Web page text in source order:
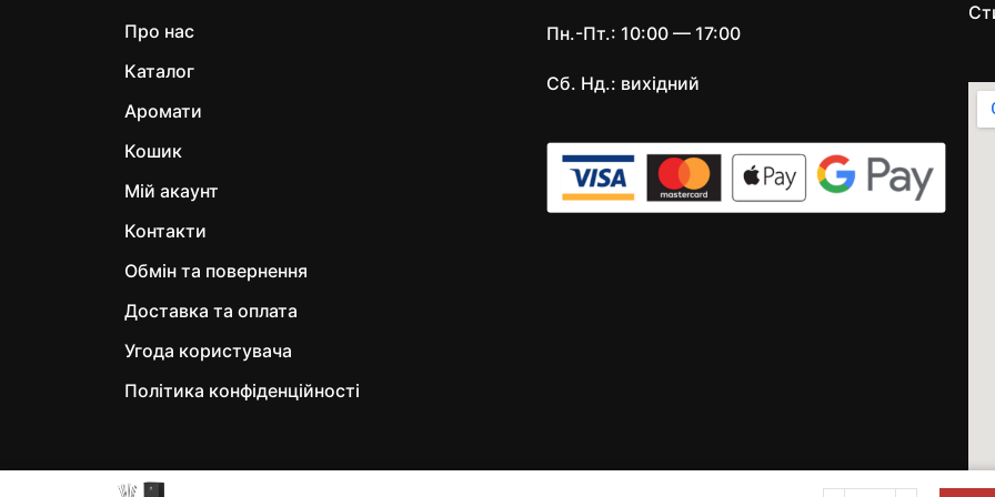
Про нас
Каталог
Аромати
Кошик
Мій акаунт
Контакти
Обмін та повернення
Доставка та оплата
Угода користувача
Політика конфіденційності
Пн.-Пт.: 10:00 — 17:00
Сб. Нд.: вихідний